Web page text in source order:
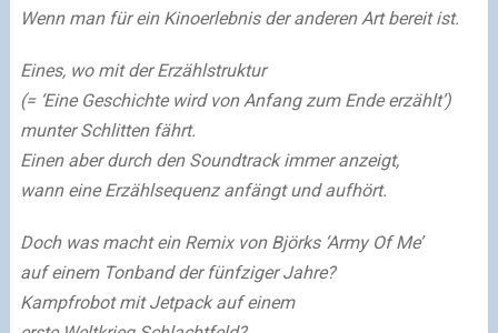
Wenn man für ein Kinoerlebnis der anderen Art bereit ist.
Eines, wo mit der Erzählstruktur
(= ‘Eine Geschichte wird von Anfang zum Ende erzählt’)
munter Schlitten fährt.
Einen aber durch den Soundtrack immer anzeigt,
wann eine Erzählsequenz anfängt und aufhört.
Doch was macht ein Remix von Björks ‘Army Of Me’
auf einem Tonband der fünfziger Jahre?
Kampfrobot mit Jetpack auf einem